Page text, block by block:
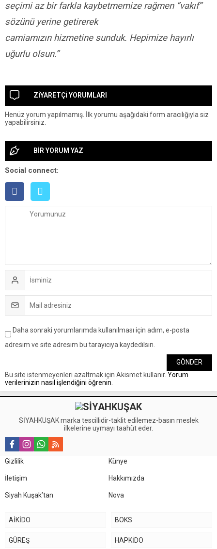
seçimi az bir farkla kaybetmemize rağmen ‘’vakıf’’
sözünü yerine getirerek
camiamızın hizmetine sunduk. Hepimize hayırlı
uğurlu olsun.’’
ZİYARETÇİ YORUMLARI
Henüz yorum yapılmamış. İlk yorumu aşağıdaki form aracılığıyla siz
yapabilirsiniz.
BİR YORUM YAZ
Social connect:
Daha sonraki yorumlarımda kullanılması için adım, e-posta
adresim ve site adresim bu tarayıcıya kaydedilsin.
Bu site istenmeyenleri azaltmak için Akismet kullanır. Yorum
verilerinizin nasıl işlendiğini öğrenin.
SİYAHKUŞAK marka tescillidir-taklit edilemez-basın meslek
ilkelerine uymayı taahüt eder.
Gizlilik Künye
İletişim Hakkımızda
Siyah Kuşak’tan Nova
AİKİDO BOKS
GÜREŞ HAPKİDO